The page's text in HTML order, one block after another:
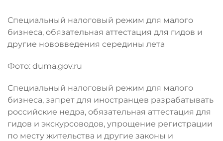
Специальный налоговый режим для малого
бизнеса, обязательная аттестация для гидов и
другие нововведения середины лета
Фото: duma.gov.ru
Специальный налоговый режим для малого
бизнеса, запрет для иностранцев разрабатывать
российские недра, обязательная аттестация для
гидов и экскурсоводов, упрощение регистрации
по месту жительства и другие законы и